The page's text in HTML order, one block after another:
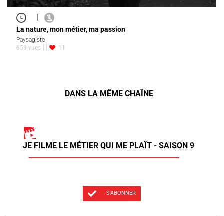
|
La nature, mon métier, ma passion
Paysagiste
659 vues
11
DANS LA MÊME CHAÎNE
JE FILME LE MÉTIER QUI ME PLAÎT - SAISON 9
S'ABONNER